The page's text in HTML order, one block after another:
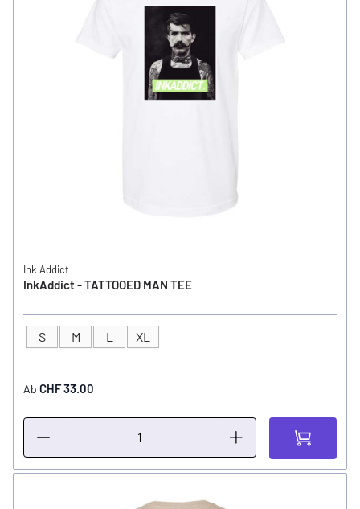
Ink Addict
InkAddict - TATTOOED MAN TEE
GRÖSSE
S M L XL
Ab CHF 33.00